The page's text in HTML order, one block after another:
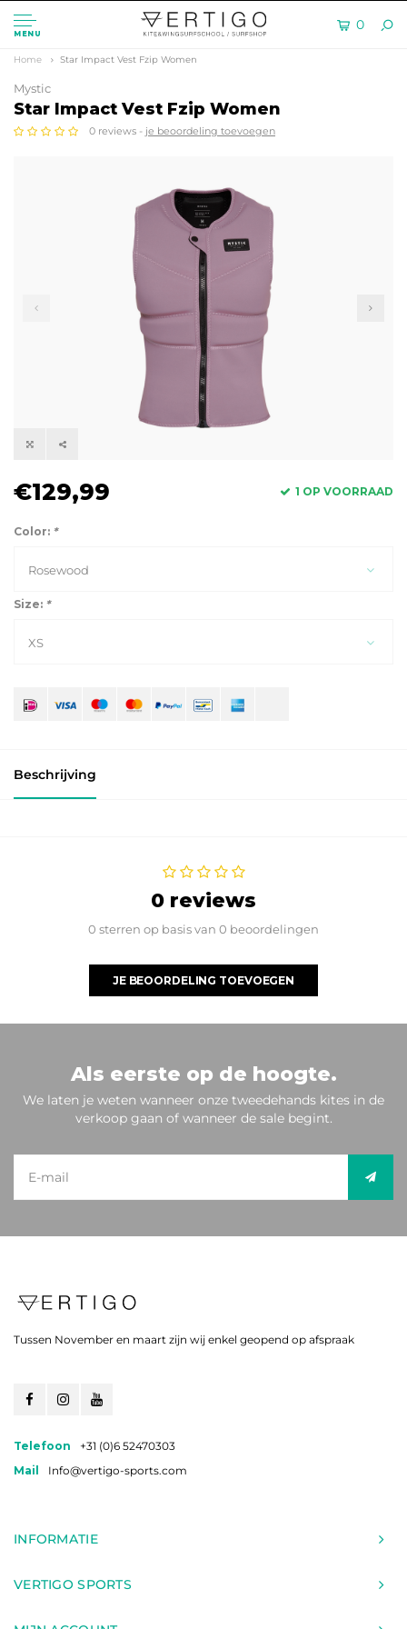
MENU
0
Home Star Impact Vest Fzip Women
Mystic
Star Impact Vest Fzip Women
0 reviews - je beoordeling toevoegen
€129,99 1 OP VOORRAAD
Color: *
Rosewood
Size: *
XS
Beschrijving
0 reviews
0 sterren op basis van 0 beoordelingen
JE BEOORDELING TOEVOEGEN
Als eerste op de hoogte.
We laten je weten wanneer onze tweedehands kites in de
verkoop gaan of wanneer de sale begint.
Tussen November en maart zijn wij enkel geopend op afspraak
Telefoon
+31 (0)6 52470303
Mail
Info@vertigo-sports.com
INFORMATIE
VERTIGO SPORTS